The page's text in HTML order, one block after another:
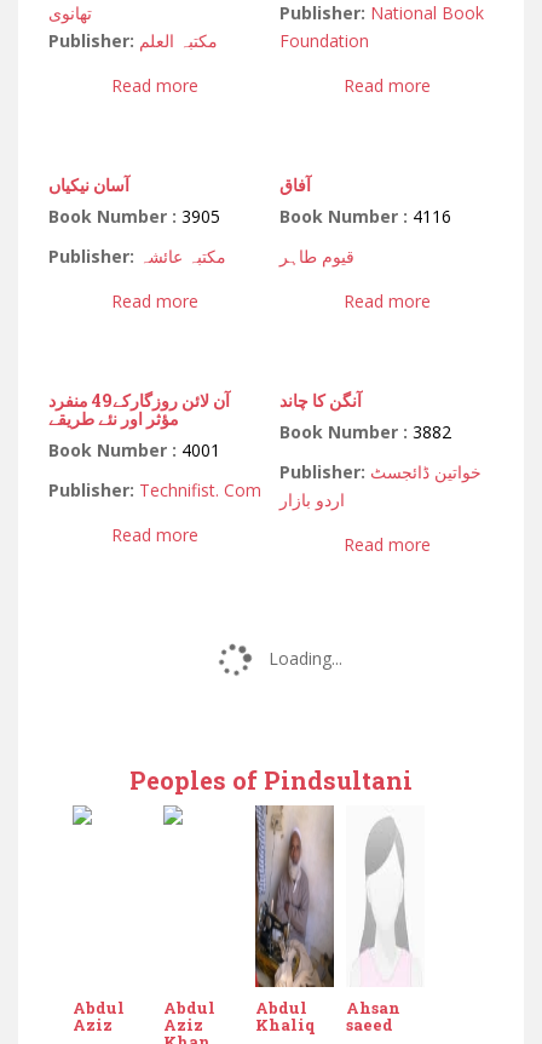
تھانوی
Publisher: مکتبہ العلم
Read more
Publisher: National Book
Foundation
Read more
آسان نیکیاں
Book Number : 3905
Publisher: مکتبہ عائشہ
Read more
آفاق
Book Number : 4116
قیوم طاہر
Read more
آن لائن روزگارکے49 منفرد
مؤثر اور نئے طریقے
Book Number : 4001
Publisher: Technifist. Com
Read more
آنگن کا چاند
Book Number :3882
Publisher: خواتین ڈائجسٹ
اردو بازار
Read more
Loading...
Peoples of Pindsultani
Abdul
Aziz
Abdul
Aziz
Abdul
Khaliq
Ahsan
saeed